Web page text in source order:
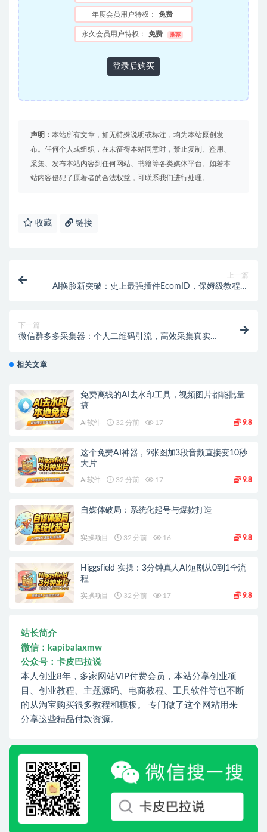
年度会员用户特权： 免费
永久会员用户特权： 免费 推荐
登录后购买
声明： 本站所有文章，如无特殊说明或标注，均为本站原创发
布。任何个人或组织，在未征得本站同意时，禁止复制、盗用、
采集、发布本站内容到任何网站、书籍等各类媒体平台。如若本
站内容侵犯了原著者的合法权益，可联系我们进行处理。
收藏 链接
上一篇
AI换脸新突破：史上最强插件EcomID，保姆级教程来
下一篇
微信群多多采集器：个人二维码引流，高效采集真实用
相关文章
免费离线的AI去水印工具，视频图片都能批量
搞
Ai软件 32 分前 17 9.8
这个免费AI神器，9张图加3段音频直接变10秒
大片
Ai软件 32 分前 17 9.8
自媒体破局：系统化起号与爆款打造
实操项目 32 分前 16 9.8
Higgsfield 实操：3分钟真人AI短剧从0到1全流
程
实操项目 32 分前 17 9.8
站长简介
微信：kapibalaxmw
公众号：卡皮巴拉说
本人创业8年，多家网站VIP付费会员，本站分享创业项
目、创业教程、主题源码、电商教程、工具软件等也不断
的从淘宝购买很多教程和模板。 专门做了这个网站用来
分享这些精品付款资源。